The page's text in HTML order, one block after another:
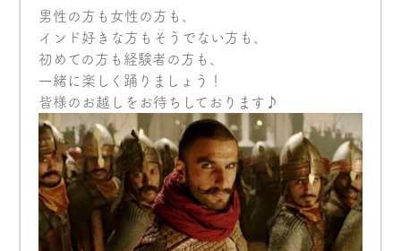
男性の方も女性の方も、
インド好きな方もそうでない方も、
初めての方も経験者の方も、
一緒に楽しく踊りましょう！
皆様のお越しをお待ちしております♪